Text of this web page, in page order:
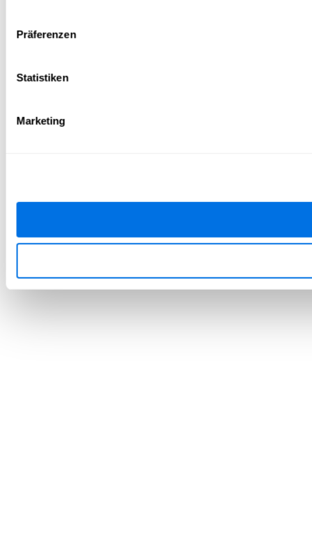
Präferenzen
Statistiken
Marketing